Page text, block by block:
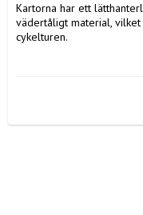
Kartorna har ett
vädertåligt material,
cykelturen.